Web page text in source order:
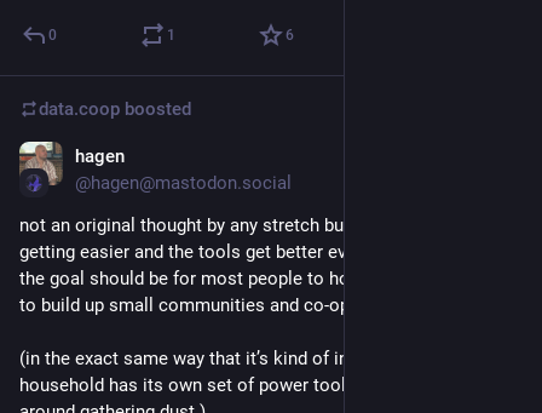
0 1 6
data.coop boosted
hagen
@hagen@mastodon.social
not an original thought by any stretch but while self-hosting is
getting easier and the tools get better every day i don’t think
the goal should be for most people to host their own stuff but
to build up small communities and co-ops and work together.
(in the exact same way that it’s kind of insane that every
household has its own set of power tools and ladders that sit